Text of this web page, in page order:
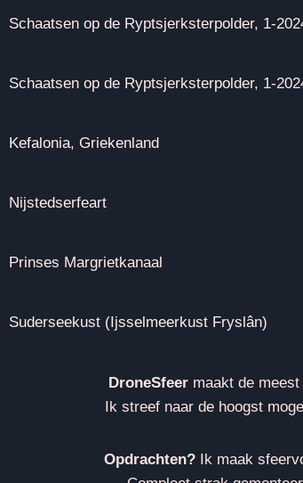
Schaatsen op de Ryptsjerksterpolder, 1-
Schaatsen op de Ryptsjerksterpolder, 1-
Kefalonia, Griekenland
Nijstedserfeart
Prinses Margrietkanaal
Suderseekust (Ijsselmeerkust Fryslân)
DroneSfeer maakt de
Ik streef naar de hoogst
Opdrachten? Ik maak